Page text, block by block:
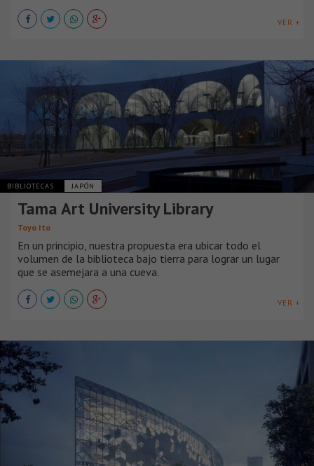
VER +
BIBLIOTECAS JAPÓN
Tama Art University Library
Toyo Ito
En un principio, nuestra propuesta era ubicar todo el
volumen de la biblioteca bajo tierra para lograr un lugar
que se asemejara a una cueva.
VER +